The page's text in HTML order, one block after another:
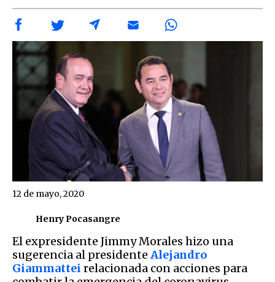
Henry Pocasangre
12 de mayo, 2020
El expresidente Jimmy Morales hizo una
sugerencia al presidente Alejandro
Giammattei relacionada con acciones para